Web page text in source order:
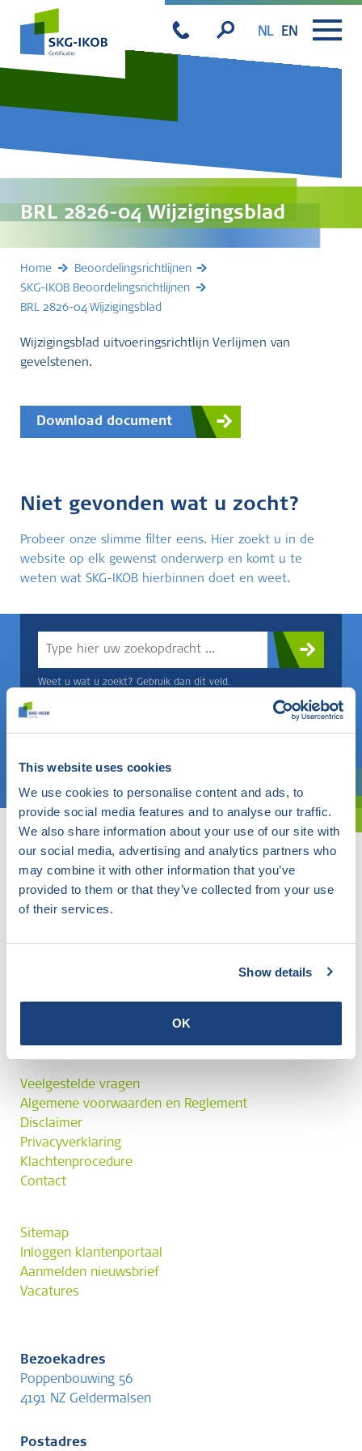
This website uses cookies
We use cookies to personalise content and ads, to
provide social media features and to analyse our traffic.
We also share information about your use of our site with
our social media, advertising and analytics partners who
may combine it with other information that you’ve
provided to them or that they’ve collected from your use
of their services.
Show details
OK
NL EN
BRL 2826-04 Wijzigingsblad
Home
Beoordelingsrichtlijnen
SKG-IKOB Beoordelingsrichtlijnen
BRL 2826-04 Wijzigingsblad
Wijzigingsblad uitvoeringsrichtlijn Verlijmen van
gevelstenen.
Download document
Niet gevonden wat u zocht?
Probeer onze slimme filter eens. Hier zoekt u in de
website op elk gewenst onderwerp en komt u te
weten wat SKG-IKOB hierbinnen doet en weet.
Weet u wat u zoekt? Gebruik dan dit veld.
Kies een onderwerp
Bent u oriënterend? Gebruik dan onze filter.
Veelgestelde vragen
Algemene voorwaarden en Reglement
Disclaimer
Privacyverklaring
Klachtenprocedure
Contact
Sitemap
Inloggen klantenportaal
Aanmelden nieuwsbrief
Vacatures
Bezoekadres
Poppenbouwing 56
4191 NZ Geldermalsen
Postadres